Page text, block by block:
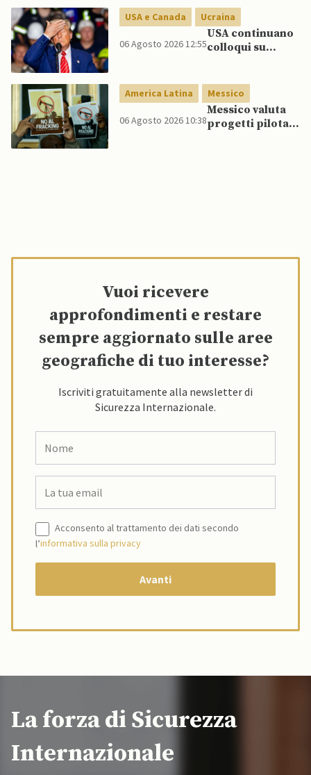
USA e Canada Ucraina
06 Agosto 2026 12:55
USA continuano
colloqui su
Patriot in
Ucraina,
nonostante
dubbi di Trump,
America Latina Messico
06 Agosto 2026 10:38
Messico valuta
progetti pilota
Vuoi ricevere
approfondimenti e restare
sempre aggiornato sulle aree
geografiche di tuo interesse?
Iscriviti gratuitamente alla newsletter di
Sicurezza Internazionale.
Acconsento al trattamento dei dati secondo
l’informativa sulla privacy
La forza di Sicurezza
Internazionale